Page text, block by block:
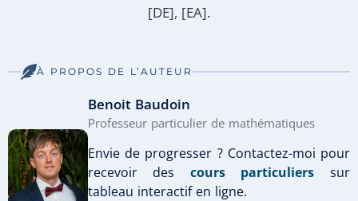
[DE], [EA].
À PROPOS DE L’AUTEUR
Benoit Baudoin
Professeur particulier de mathématiques
Envie de progresser ? Contactez-moi pour
recevoir des cours particuliers sur
tableau interactif en ligne.